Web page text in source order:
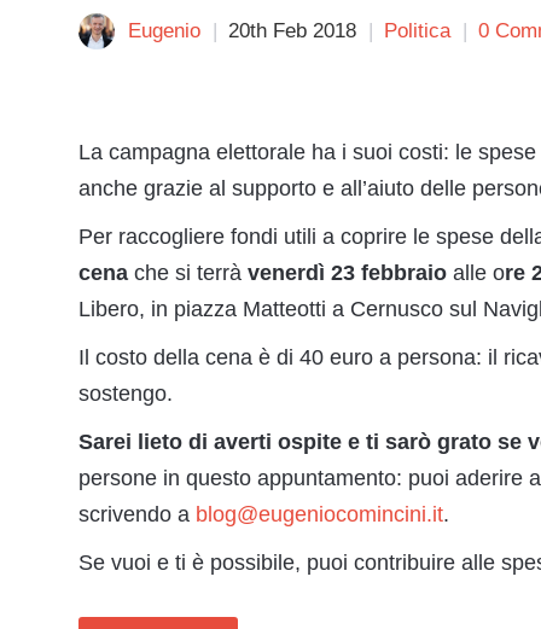
Eugenio 20th Feb 2018 Politica 0
La campagna elettorale ha i suoi costi: le
anche grazie al supporto e all’aiuto delle
Per raccogliere fondi utili a coprire le spese
cena che si terrà venerdì 23 febbraio alle ore
Libero, in piazza Matteotti a Cernusco sul
Il costo della cena è di 40 euro a persona: il
sostengo.
Sarei lieto di averti ospite e ti sarò grato se
persone in questo appuntamento: puoi aderire
scrivendo a blog@eugeniocomincini.it.
Se vuoi e ti è possibile, puoi contribuire alle